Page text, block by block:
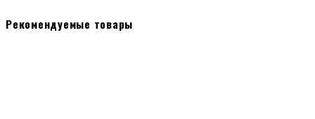
Рекомендуемые товары